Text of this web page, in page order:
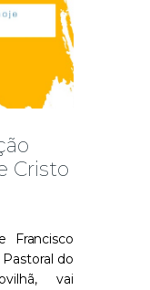
Cristo
Francisco
Pastoral do
vai